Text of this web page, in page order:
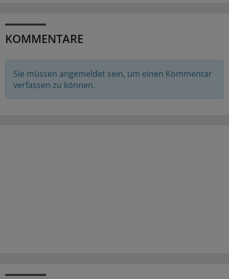
KOMMENTARE
Sie müssen angemeldet sein, um einen Kommentar
verfassen zu können.